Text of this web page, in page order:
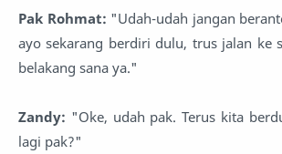
Pak Rohmat: "Udah-udah jangan
ayo sekarang berdiri dulu, trus jalan ke
belakang sana ya."
Zandy: "Oke, udah pak. Terus kita
lagi pak?"